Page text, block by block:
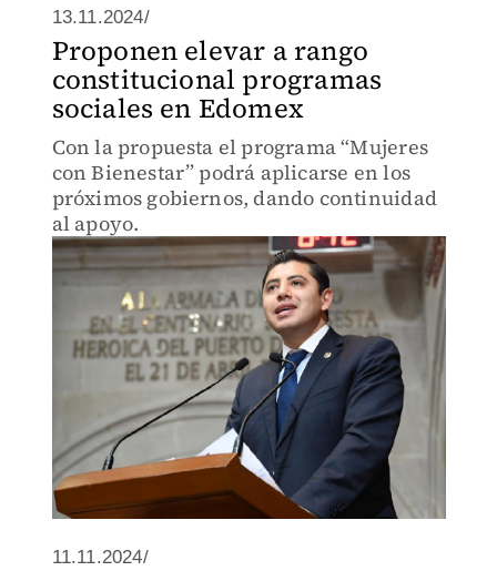
13.11.2024/
Proponen elevar a rango
constitucional programas
sociales en Edomex
Con la propuesta el programa “Mujeres
con Bienestar” podrá aplicarse en los
próximos gobiernos, dando continuidad
al apoyo.
11.11.2024/